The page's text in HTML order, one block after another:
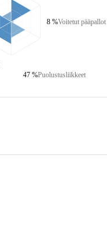
Voitetut pääpallot
8 %
Puolustusliikkeet
47 %